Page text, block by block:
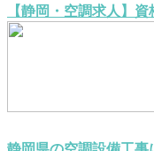
【静岡・空調求人】